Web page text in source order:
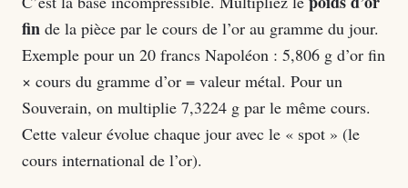
fin de la pièce par le cours de l’or au gramme du jour.
Exemple pour un 20 francs Napoléon : 5,806 g d’or fin
× cours du gramme d’or = valeur métal. Pour un
Souverain, on multiplie 7,3224 g par le même cours.
Cette valeur évolue chaque jour avec le « spot » (le
cours international de l’or).